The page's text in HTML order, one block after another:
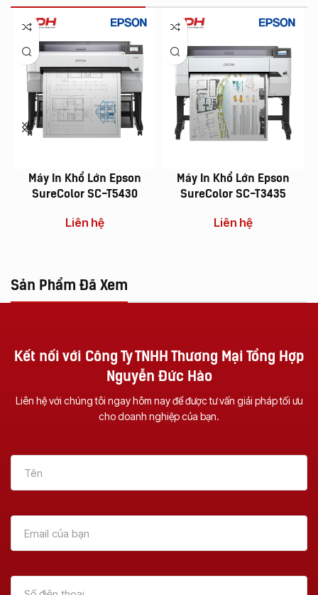
Máy In Khổ Lớn Epson
SureColor SC-T5430
Liên hệ
Máy In Khổ Lớn Epson
SureColor SC-T3435
Liên hệ
Sản Phẩm Đã Xem
Kết nối với Công Ty TNHH Thương Mại Tổng Hợp
Nguyễn Đức Hào
Liên hệ với chúng tôi ngay hôm nay để được tư vấn giải pháp tối ưu
cho doanh nghiệp của bạn.